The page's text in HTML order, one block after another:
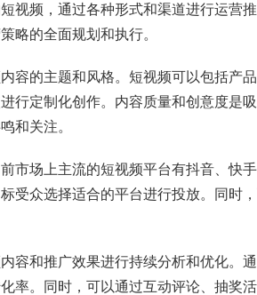
视频，通过各种形式和渠道进行运营
略的全面规划和执行。
容的主题和风格。短视频可以包括产
行定制化创作。内容质量和创意度是
和关注。
市场上主流的短视频平台有抖音、快
受众选择适合的平台进行投放。同时
容和推广效果进行持续分析和优化。
率。同时，可以通过互动评论、抽奖